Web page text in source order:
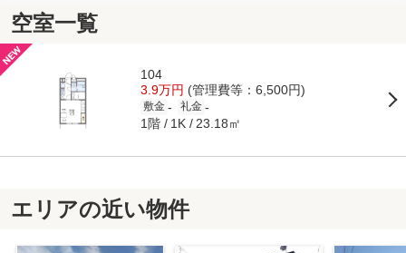
空室一覧
104
3.9万円 (管理費等：6,500円)
敷金 - 礼金 -
1階 1K 23.18㎡
エリアの近い物件